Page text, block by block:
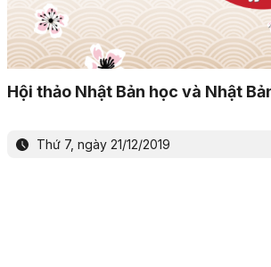
Hội thảo Nhật Bản học và Nhật
Thứ 7, ngày 21/12/2019